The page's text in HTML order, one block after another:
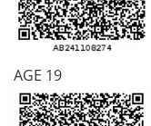
AGE 19